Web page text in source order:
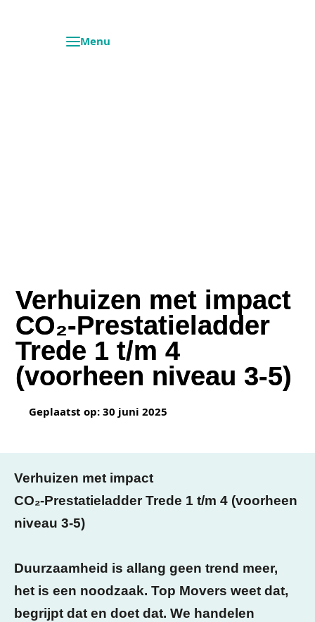
Verhuizen met impact
CO₂-Prestatieladder
Trede 1 t/m 4
(voorheen niveau 3-5)
Geplaatst op: 30 juni 2025
Verhuizen met impact
CO₂-Prestatieladder Trede 1 t/m 4 (voorheen
niveau 3-5)
Duurzaamheid is allang geen trend meer,
het is een noodzaak. Top Movers weet dat,
begrijpt dat en doet dat. We handelen